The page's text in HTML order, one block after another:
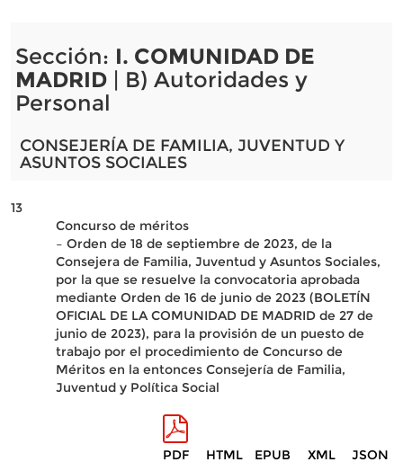
Sección: I. COMUNIDAD DE
MADRID| B) Autoridades y
Personal
CONSEJERÍA DE FAMILIA, JUVENTUD Y
ASUNTOS SOCIALES
13
Concurso de méritos
– Orden de 18 de septiembre de 2023, de la
Consejera de Familia, Juventud y Asuntos Sociales,
por la que se resuelve la convocatoria aprobada
mediante Orden de 16 de junio de 2023 (BOLETÍN
OFICIAL DE LA COMUNIDAD DE MADRID de 27 de
junio de 2023), para la provisión de un puesto de
trabajo por el procedimiento de Concurso de
Méritos en la entonces Consejería de Familia,
Juventud y Política Social
PDF HTML EPUB XML JSON